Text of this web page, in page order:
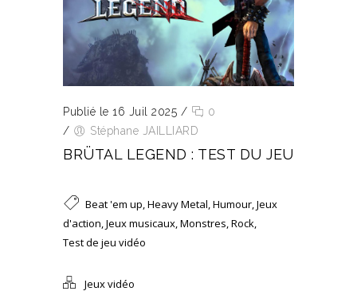
Publié le 16 Juil 2025 /
0
/
Stéphane JAILLIARD
BRÜTAL LEGEND : TEST DU JEU
Beat 'em up,Heavy Metal,Humour,Jeux
d'action,Jeux musicaux,Monstres,Rock,
Test de jeu vidéo
Jeux vidéo